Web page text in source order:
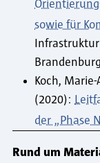
sowie für
Koch,
(2020):
der „Phase
Rund um